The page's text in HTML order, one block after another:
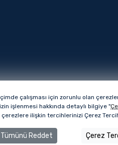
çalışması için zorunlu olan
işlenmesi hakkında detaylı bilgiye "
ilişkin tercihlerinizi Çerez
Tümünü Reddet Çerez